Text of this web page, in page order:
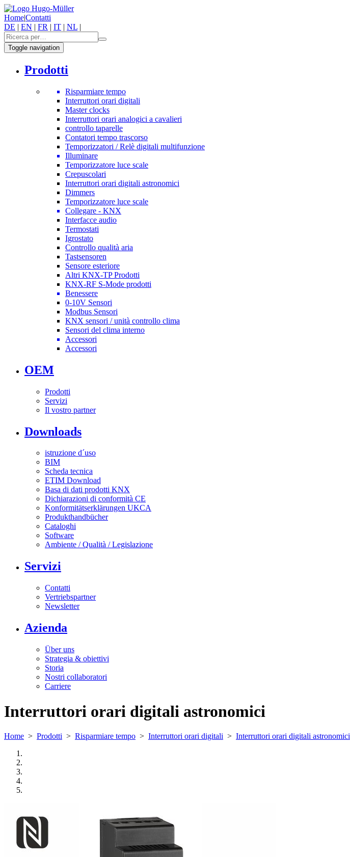
Home|Contatti
DE | EN | FR | IT | NL |
Toggle navigation
Prodotti
Risparmiare tempo
Interruttori orari digitali
Master clocks
Interruttori orari analogici a cavalieri
controllo taparelle
Contatori tempo trascorso
Temporizzatori / Relè digitali multifunzione
Illuminare
Temporizzatore luce scale
Crepuscolari
Interruttori orari digitali astronomici
Dimmers
Temporizzatore luce scale
Collegare - KNX
Interfacce audio
Termostati
Igrostato
Controllo qualità aria
Tastsensoren
Sensore esteriore
Altri KNX-TP Prodotti
KNX-RF S-Mode prodotti
Benessere
0-10V Sensori
Modbus Sensori
KNX sensori / unità controllo clima
Sensori del clima interno
Accessori
Accessori
OEM
Prodotti
Servizi
Il vostro partner
Downloads
istruzione d´uso
BIM
Scheda tecnica
ETIM Download
Basa di dati prodotti KNX
Dichiarazioni di conformità CE
Konformitätserklärungen UKCA
Produkthandbücher
Cataloghi
Software
Ambiente / Qualità / Legislazione
Servizi
Contatti
Vertriebspartner
Newsletter
Azienda
Über uns
Strategia & obiettivi
Storia
Nostri collaboratori
Carriere
Interruttori orari digitali astronomici
Home > Prodotti > Risparmiare tempo > Interruttori orari digitali > Interruttori orari digitali astronomici